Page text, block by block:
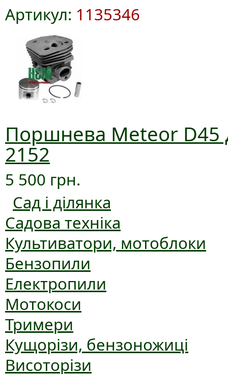
Артикул: 1135346
Поршнева Meteor D45
2152
5 500 грн.
Сад і ділянка
Садова техніка
Культиватори, мотоблоки
Бензопили
Електропили
Мотокоси
Тримери
Кущорізи, бензоножиці
Висоторізи